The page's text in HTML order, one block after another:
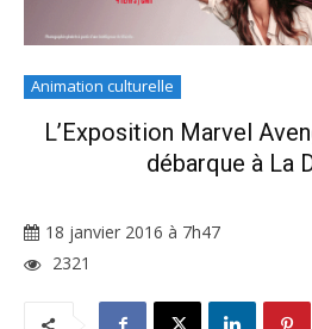
Animation culturelle
L’Exposition Marvel
débarque à La
18 janvier 2016 à 7h47
2321